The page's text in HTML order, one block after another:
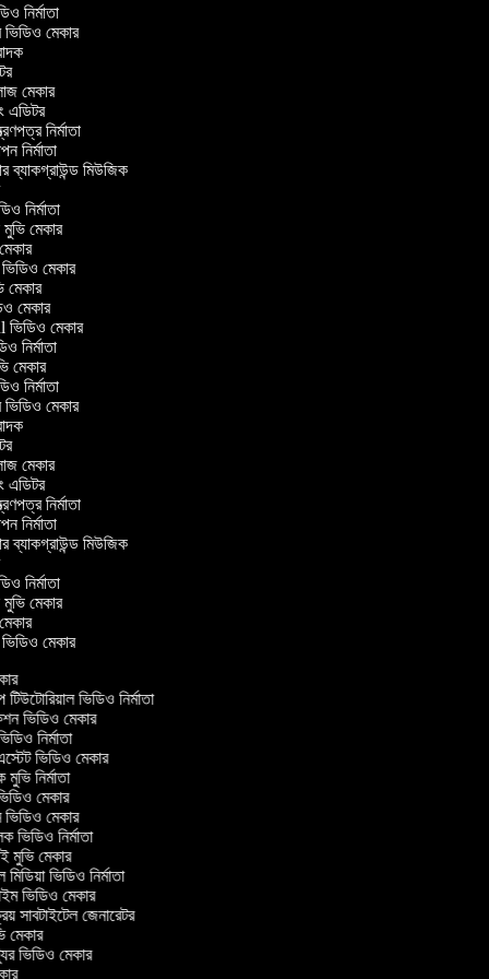
নির্মাতা
ভিডিও মেকার
মেকার
এডিটর
নির্মাতা
নির্মাতা
ব্যাকগ্রাউন্ড মিউজিক
নির্মাতা
মুভি মেকার
ভিডিও মেকার
মেকার
মেকার
ভিডিও মেকার
নির্মাতা
মেকার
নির্মাতা
ভিডিও মেকার
মেকার
এডিটর
নির্মাতা
নির্মাতা
ব্যাকগ্রাউন্ড মিউজিক
নির্মাতা
মুভি মেকার
ভিডিও মেকার
ভিডিও নির্মাতা
ভিডিও মেকার
নির্মাতা
ভিডিও মেকার
নির্মাতা
মেকার
ভিডিও মেকার
ভিডিও নির্মাতা
মুভি মেকার
ভিডিও নির্মাতা
ভিডিও মেকার
সাবটাইটেল জেনারেটর
ভিডিও মেকার